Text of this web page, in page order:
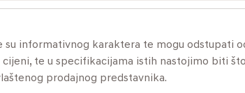
su informativnog karaktera te mogu odstupati
te u specifikacijama istih nastojimo biti
prodajnog predstavnika.